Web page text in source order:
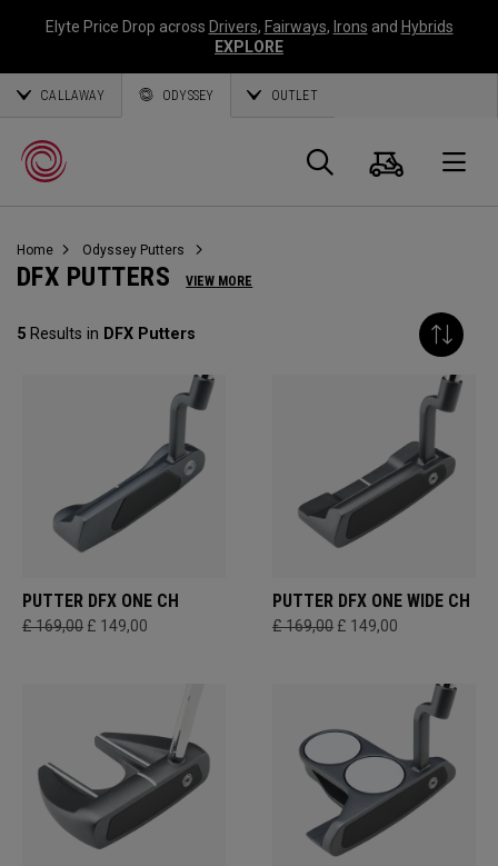
Elyte Price Drop across Drivers, Fairways, Irons and Hybrids
EXPLORE
CALLAWAY ODYSSEY OUTLET
Callaway
Golf
Panier
Home Odyssey Putters
DFX PUTTERS VIEW MORE
5 Results in DFX Putters
PUTTER DFX ONE CH
£ 169,00 £ 149,00
PUTTER DFX ONE WIDE CH
£ 169,00 £ 149,00